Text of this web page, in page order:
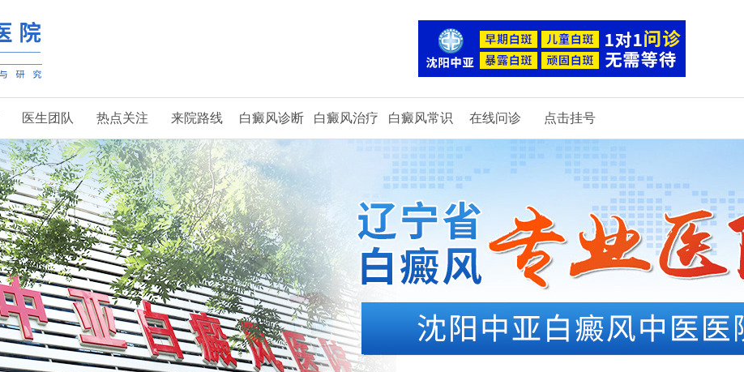
医生团队 热点关注 来院路线 白癜风诊断 白癜风治疗 白癜风常识 在线问诊 点击挂号